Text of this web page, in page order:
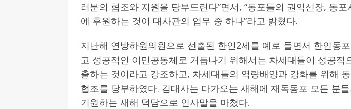
러분의 협조와 지원을 당부드린다”면서, “동포들의 권익신장, 동
에 후원하는 것이 대사관의 업무 중 하나”라고 밝혔다.
지난해 연방하원의원으로 선출된 한인2세를 예로 들면서 한인동
고 성공적인 이민공동체로 거듭나기 위해서는 차세대들이 성공적
출하는 것이라고 강조하고, 차세대들의 역량배양과 강화를 위해
협조를 당부하였다. 김대사는 다가오는 새해에 재독동포 모든 분
기원하는 새해 덕담으로 인사말을 마쳤다.